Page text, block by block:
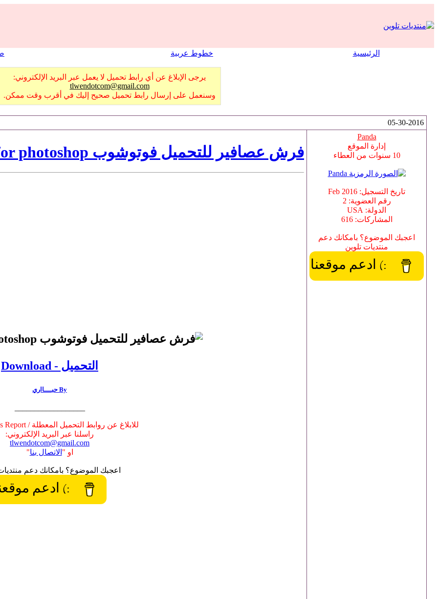
الرئيسية خطوط عربية
يرجى الإبلاغ عن أي رابط تحميل لا يعمل عبر البريد الإلكتروني:
tlwendotcom@gmail.com
وسنعمل على إرسال رابط تحميل صحيح إليك في أقرب وقت ممكن.
05-30-2016
Panda
إدارة الموقع
10 سنوات من العطاء
تاريخ التسجيل: Feb 2016
رقم العضوية: 2
الدولة: USA
المشاركات: 616
اعجبك الموضوع؟ بامكانك دعم
منتديات تلوين
:) ادعم موقعنا
فرش عصافير للتحميل فوتوشوب birds brushes for photoshop
التحميل - Download
By حبــــااري
للابلاغ عن روابط التحميل المعطلة / Broken Links Report
راسلنا عبر البريد الإلكتروني:
tlwendotcom@gmail.com
او " الاتصال بنا"
اعجبك الموضوع؟ بامكانك دعم
:) ادعم